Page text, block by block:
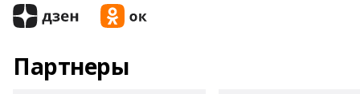
Партнеры